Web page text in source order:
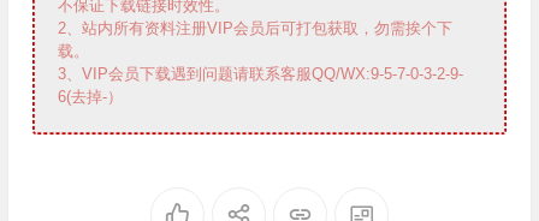
不保证下载链接时效性。
2、站内所有资料注册VIP会员后可打包获取，勿需挨个下
载。
3、VIP会员下载遇到问题请联系客服QQ/WX:9-5-7-0-3-2-9-
6(去掉-）